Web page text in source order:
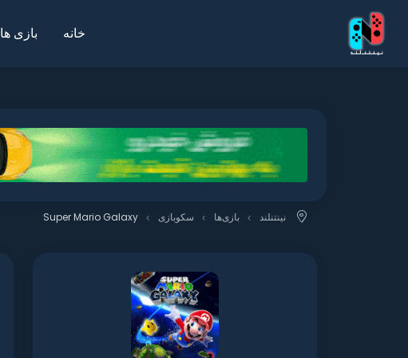
خانه بازی ها
نینتنلند بازی‌ها سکوبازی Super Mario Galaxy